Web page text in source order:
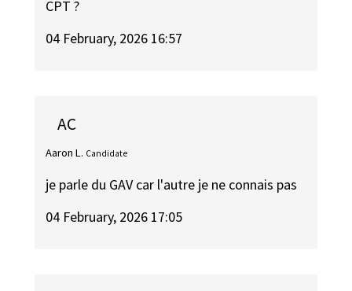
CPT ?
04 February, 2026 16:57
AC
Aaron L. Candidate
je parle du GAV car l'autre je ne connais pas
04 February, 2026 17:05